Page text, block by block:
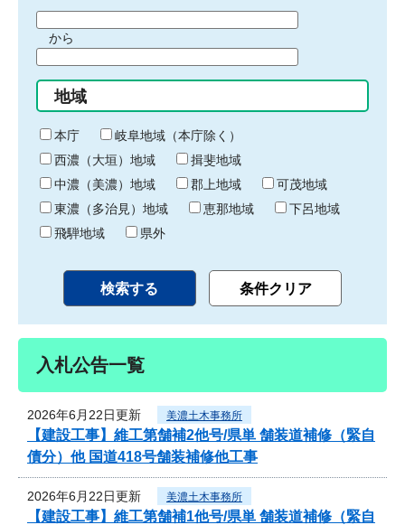
間
始
り
から
間
終
わ
り
地域
本庁
岐阜地域（本庁除く）
西濃（大垣）地域
揖斐地域
中濃（美濃）地域
郡上地域
可茂地域
東濃（多治見）地域
恵那地域
下呂地域
飛騨地域
県外
入札公告一覧
2026年6月22日更新 美濃土木事務所
【建設工事】維工第舗補2他号/県単 舗装道補修（緊自
債分）他 国道418号舗装補修他工事
2026年6月22日更新 美濃土木事務所
【建設工事】維工第舗補1他号/県単 舗装道補修（緊自